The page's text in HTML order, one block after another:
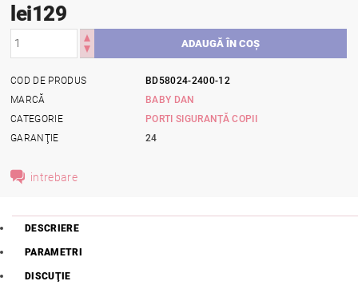
lei129
COD DE PRODUS
BD58024-2400-12
MARCĂ
BABY DAN
CATEGORIE
PORTI SIGURANȚĂ COPII
GARANŢIE
24
intrebare
DESCRIERE
PARAMETRI
DISCUŢIE